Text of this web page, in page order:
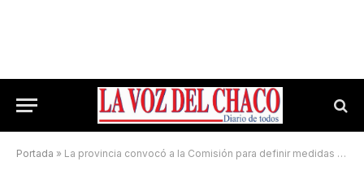
Portada » La provincia convocó a la Comisión para definir medidas ante la sequía extrema